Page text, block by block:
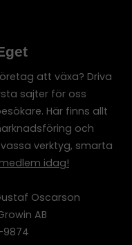
att växa? Driva
sajter för oss
Här finns allt
och
verktyg, smarta
idag!
Oscarson
AB
9874